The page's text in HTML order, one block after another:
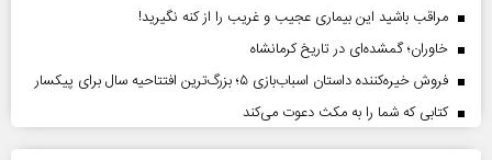
مراقب باشید این بیماری عجیب و غریب را از کنه نگیرید!
خاوران؛ گمشده‌ای در تاریخ کرمانشاه
فروش خیره‌کننده داستان اسباب‌بازی ۵؛ بزرگ‌ترین افتتاحیه سال برای پیکسار
کتابی که شما را به مکث دعوت می‌کند